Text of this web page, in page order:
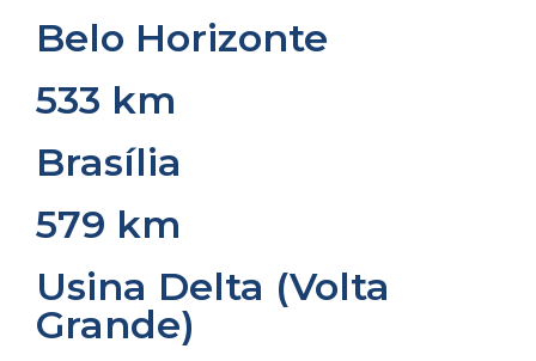
Belo Horizonte
533 km
Brasília
579 km
Usina Delta (Volta
Grande)